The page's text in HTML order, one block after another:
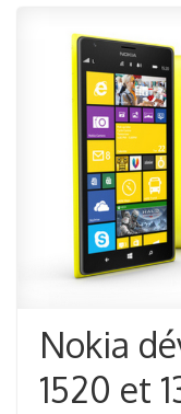
Nokia
1520 et